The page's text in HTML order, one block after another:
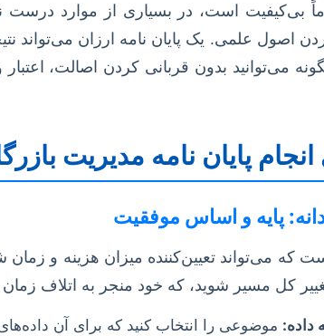
بی‌کیفیت است، در بسیاری از موارد درست
اصول علمی. یک پایان نامه ارزان می‌تواند
می‌توانید بدون قربانی کردن اصالت،
پایان نامه مدیریت
که می‌تواند تعیین‌کننده میزان هزینه و زمان
کل مسیر شوید، که خود منجر به اتلاف
داده: موضوعی را انتخاب کنید که برای آن